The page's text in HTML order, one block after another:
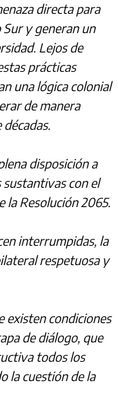
directa para
y generan un
Lejos de
prácticas
una lógica colonial
de manera
disposición a
con el
la Resolución 2065.
interrumpidas, la
respetuosa y
existen condiciones
de diálogo, que
todos los
la cuestión de la